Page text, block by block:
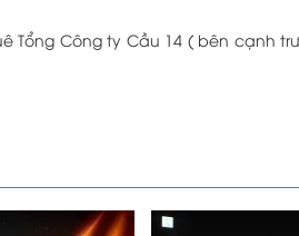
Tổng Công ty Cầu 14 ( bên cạnh